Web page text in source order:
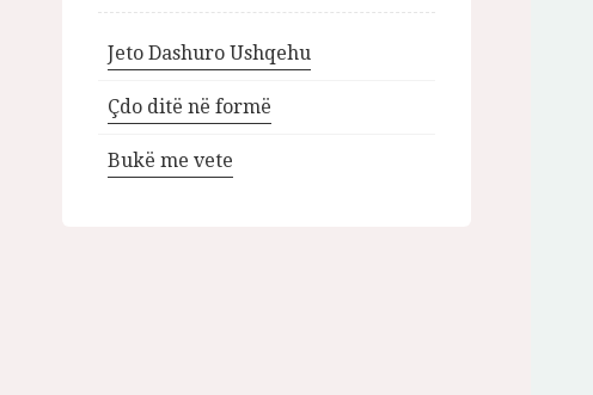
Jeto Dashuro Ushqehu
Çdo ditë në formë
Bukë me vete